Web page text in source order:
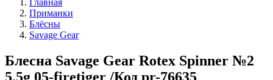
Приманки
Блёсны
Savage Gear
Блесна Savage Gear Rotex Spinner №2
5.5g 05-firetiger /Код pr-76635